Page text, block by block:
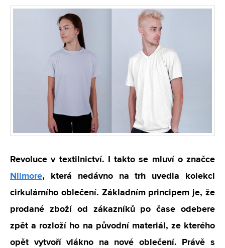
Revoluce v textilnictví. I takto se mluví o značce
Nilmore, která nedávno na trh uvedla kolekci
cirkulárního oblečení. Základním principem je, že
prodané zboží od zákazníků po čase odebere
zpět a rozloží ho na původní materiál, ze kterého
opět vytvoří vlákno na nové oblečení. Právě s